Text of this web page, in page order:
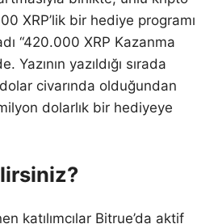
XRP’lik bir hediye programı
“420.000 XRP Kazanma
Yazının yazıldığı sırada
civarında olduğundan
dolarlık bir hediyeye
katılımcılar Bitrue’da aktif